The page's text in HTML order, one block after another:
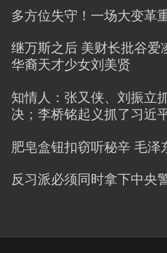
多方位失守！一场大变革
继万斯之后 美财长批谷爱
华裔天才少女刘美贤
知情人：张又侠、刘振立
决；李桥铭起义抓了习近
肥皂盒钮扣窃听秘辛 毛泽
反习派必须同时拿下中央